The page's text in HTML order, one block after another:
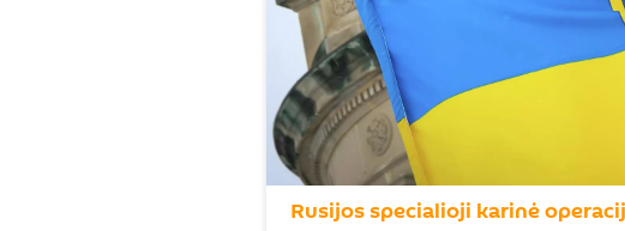
Rusijos specialioji karinė